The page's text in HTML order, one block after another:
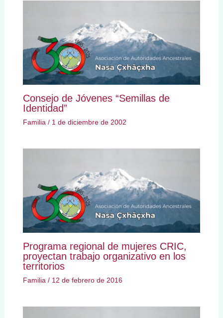
Consejo de Jóvenes “Semillas de
Identidad”
Familia/ 1 de diciembre de 2002
Programa regional de mujeres CRIC,
proyectan trabajo organizativo en los
territorios
Familia/ 12 de febrero de 2016